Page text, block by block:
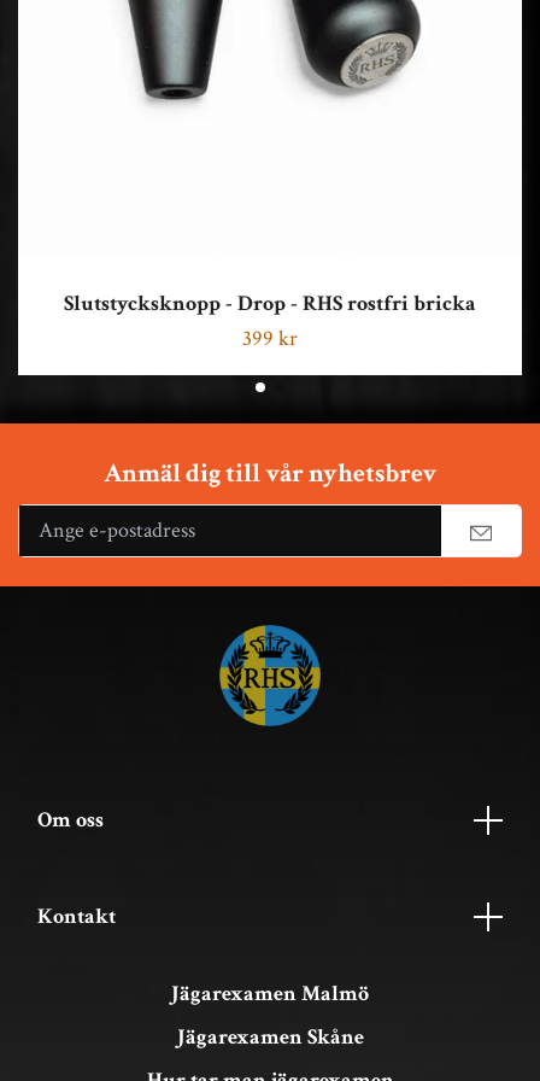
Slutstycksknopp - Drop - RHS rostfri bricka
399 kr
Anmäl dig till vår nyhetsbrev
Om oss
Kontakt
Jägarexamen Malmö
Jägarexamen Skåne